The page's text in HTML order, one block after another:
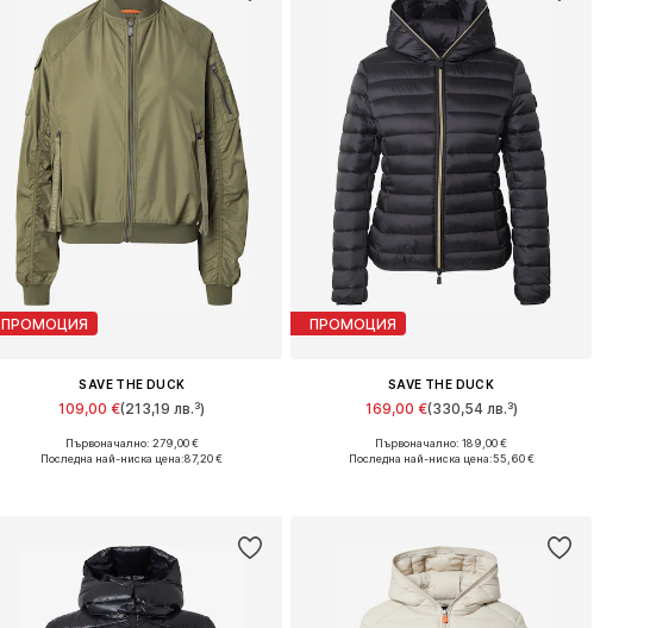
ПРОМОЦИЯ
SAVE THE DUCK
109,00 €(213,19 лв.³)
Налични размери: S, M, L
Първоначално: 279,00 €
Последна най-ниска цена:87,20 €
ПРОМОЦИЯ
SAVE THE DUCK
169,00 €(330,54 лв.³)
Налични размери: S, M, L, XL, XXL, XXXL
Първоначално: 189,00 €
Последна най-ниска цена:55,60 €